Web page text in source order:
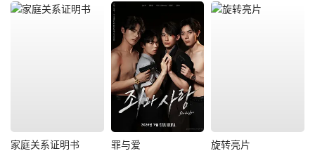
家庭关系证明书 罪与爱 旋转亮片